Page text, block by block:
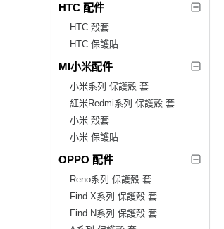
HTC 配件
HTC 殼套
HTC 保護貼
MI小米配件
小米系列 保護殼.套
紅米Redmi系列 保護殼.套
小米 殼套
小米 保護貼
OPPO 配件
Reno系列 保護殼.套
Find X系列 保護殼.套
Find N系列 保護殼.套